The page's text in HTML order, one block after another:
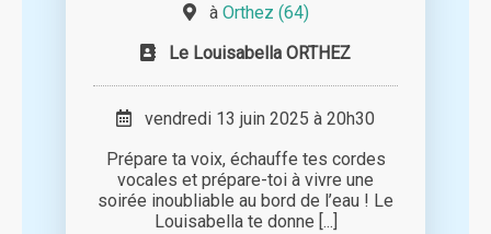
à Orthez (64)
Le Louisabella ORTHEZ
vendredi 13 juin 2025 à 20h30
Prépare ta voix, échauffe tes cordes
vocales et prépare-toi à vivre une
soirée inoubliable au bord de l’eau ! Le
Louisabella te donne [...]